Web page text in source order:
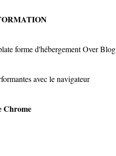
forme d'hébergement Over Blog
avec le navigateur
Chrome